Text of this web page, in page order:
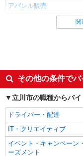
アパレル販売
同じ雇用形態から立
高収入・高額
フ
アパレル販売
同じ特徴から求人を探
関
その他の条件で
立川市の職種からバ
ドライバー・配達
IT・クリエイティブ
イベント・キャンペーン
ーズメント